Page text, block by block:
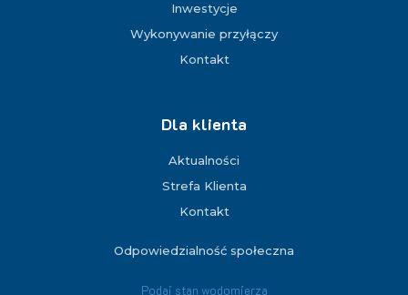
Inwestycje
Wykonywanie przyłączy
Kontakt
Dla klienta
Aktualności
Strefa Klienta
Kontakt
Odpowiedzialność społeczna
Podaj stan wodomierza